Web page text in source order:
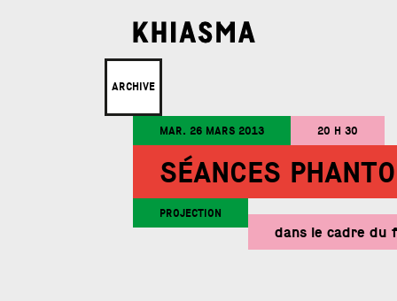
ARCHIVE
MAR. 26 MARS 2013 20 H 30
SÉANCES
PROJECTION
dans le cadre du